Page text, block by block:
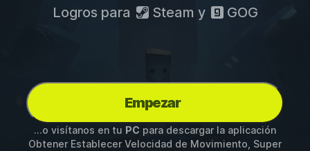
Logros para Steam y GOG
Empezar
...o visítanos en tu PC para descargar la aplicación
Obtener Establecer Velocidad de Movimiento, Super